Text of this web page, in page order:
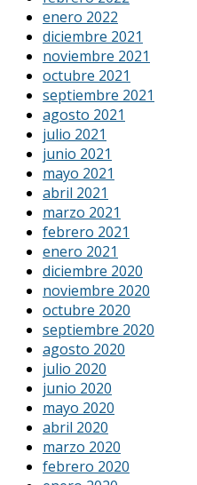
enero 2022
diciembre 2021
noviembre 2021
octubre 2021
septiembre 2021
agosto 2021
julio 2021
junio 2021
mayo 2021
abril 2021
marzo 2021
febrero 2021
enero 2021
diciembre 2020
noviembre 2020
octubre 2020
septiembre 2020
agosto 2020
julio 2020
junio 2020
mayo 2020
abril 2020
marzo 2020
febrero 2020